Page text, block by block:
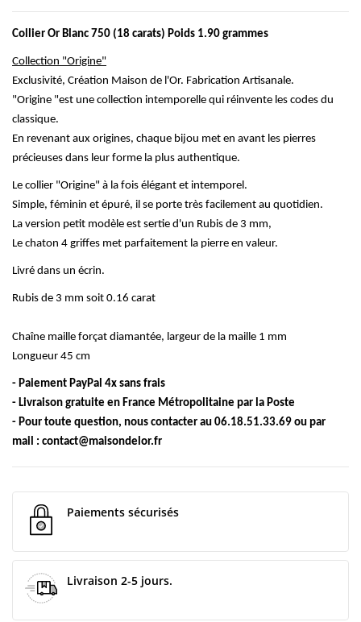
Collier Or Blanc 750 (18 carats) Poids 1.90 grammes
Collection "Origine"
Exclusivité, Création Maison de l'Or. Fabrication Artisanale.
"Origine "est une collection intemporelle qui réinvente les codes du
classique.
En revenant aux origines, chaque bijou met en avant les pierres
précieuses dans leur forme la plus authentique.
Le collier "Origine" à la fois élégant et intemporel.
Simple, féminin et épuré, il se porte très facilement au quotidien.
La version petit modèle est sertie d'un Rubis de 3 mm,
Le chaton 4 griffes met parfaitement la pierre en valeur.
Livré dans un écrin.
Rubis de 3 mm soit 0.16 carat
Chaîne maille forçat diamantée, largeur de la maille 1 mm
Longueur 45 cm
- Paiement PayPal 4x sans frais
- Livraison gratuite en France Métropolitaine par la Poste
- Pour toute question, nous contacter au 06.18.51.33.69 ou par
mail : contact@maisondelor.fr
Paiements sécurisés
Livraison 2-5 jours.